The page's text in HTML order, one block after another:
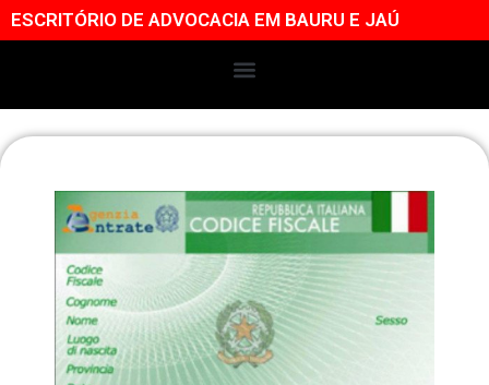
ESCRITÓRIO DE ADVOCACIA EM BAURU E JAÚ